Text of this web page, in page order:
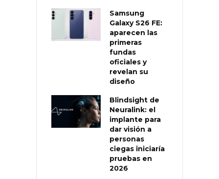
Samsung
Galaxy S26 FE:
aparecen las
primeras
fundas
oficiales y
revelan su
diseño
Blindsight de
Neuralink: el
implante para
dar visión a
personas
ciegas iniciaría
pruebas en
2026